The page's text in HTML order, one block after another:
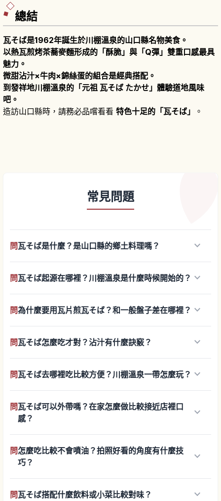
總結
瓦そば是1962年誕生於川棚溫泉的山口縣名物美食。
以熱瓦煎烤茶蕎麥麵形成的「酥脆」與「Q彈」雙重口感最具
魅力。
微甜沾汁×牛肉×錦絲蛋的組合是經典搭配。
到發祥地川棚溫泉的「元祖 瓦そば たかせ」體驗道地風味
吧。
造訪山口縣時，請務必品嚐看看 特色十足的「瓦そば」 。
常見問題
問瓦そば是什麼？是山口縣的鄉土料理嗎？ keyboard_arrow_down
問瓦そば起源在哪裡？川棚溫泉是什麼時候開始的？ keyboard_arrow_down
問為什麼要用瓦片煎瓦そば？和一般盤子差在哪裡？ keyboard_arrow_down
問瓦そば怎麼吃才對？沾汁有什麼訣竅？ keyboard_arrow_down
問瓦そば去哪裡吃比較方便？川棚溫泉一帶怎麼玩？ keyboard_arrow_down
問瓦そば可以外帶嗎？在家怎麼做比較接近店裡口
感？
keyboard_arrow_down
問怎麼吃比較不會噴油？拍照好看的角度有什麼技
巧？
keyboard_arrow_down
問瓦そば搭配什麼飲料或小菜比較對味？ keyboard_arrow_down